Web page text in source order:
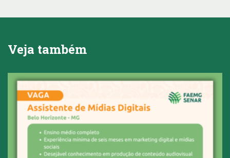
Veja também